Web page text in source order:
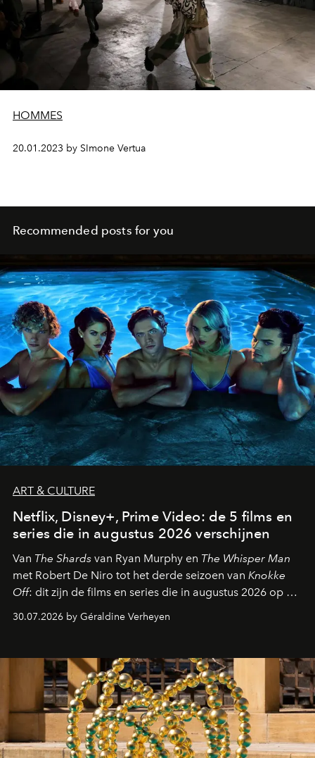
HOMMES
20.01.2023 by SImone Vertua
Recommended posts for you
ART & CULTURE
Netflix, Disney+, Prime Video: de 5 films en
series die in augustus 2026 verschijnen
Van The Shards van Ryan Murphy en The Whisper Man
met Robert De Niro tot het derde seizoen van Knokke
Off: dit zijn de films en series die in augustus 2026 op de
30.07.2026 by Géraldine Verheyen